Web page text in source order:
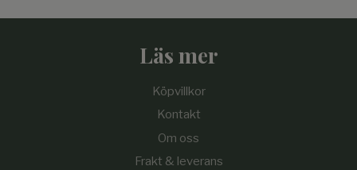
Läs mer
Köpvillkor
Kontakt
Om oss
Frakt & leverans